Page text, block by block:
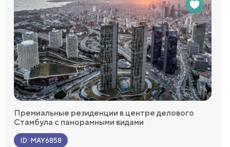
Премиальные резиденции в центре делового
Стамбула с панорамными видами
ID: MAY6858